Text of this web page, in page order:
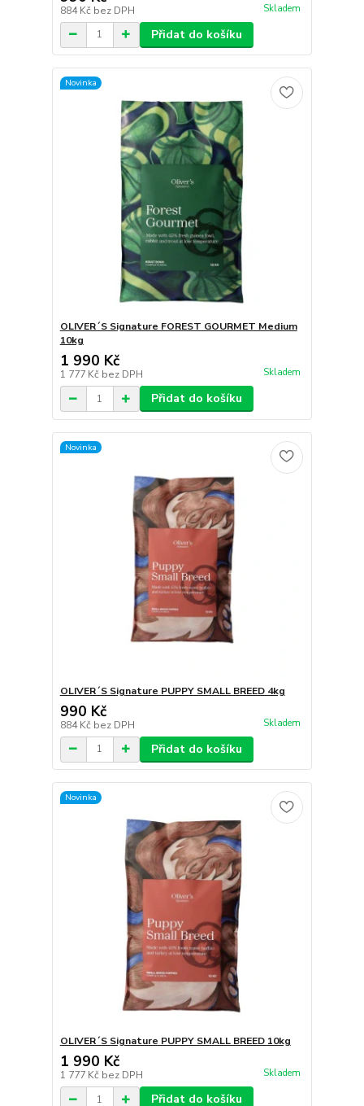
884 Kč bez DPH Skladem
Přidat do košíku
Novinka
OLIVER´S Signature FOREST GOURMET Medium
10kg
1 990 Kč
1 777 Kč bez DPH Skladem
Přidat do košíku
Novinka
OLIVER´S Signature PUPPY SMALL BREED 4kg
990 Kč
884 Kč bez DPH Skladem
Přidat do košíku
Novinka
OLIVER´S Signature PUPPY SMALL BREED 10kg
1 990 Kč
1 777 Kč bez DPH Skladem
Přidat do košíku